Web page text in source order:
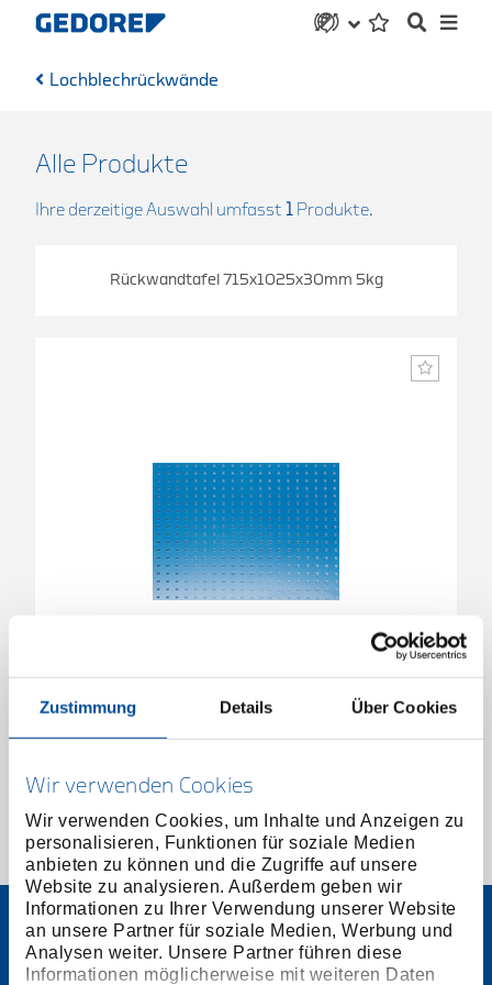
Zustimmung Details Über Cookies
Wir verwenden Cookies
Wir verwenden Cookies, um Inhalte und Anzeigen zu
personalisieren, Funktionen für soziale Medien
anbieten zu können und die Zugriffe auf unsere
Website zu analysieren. Außerdem geben wir
Informationen zu Ihrer Verwendung unserer Website
an unsere Partner für soziale Medien, Werbung und
Analysen weiter. Unsere Partner führen diese
Informationen möglicherweise mit weiteren Daten
Lochblechrückwände
Alle Produkte
Ihre derzeitige Auswahl umfasst 1 Produkte.
Rückwandtafel 715x1025x30mm 5kg
Rückwandtafel 715x1025x30mm 5kg
2477025/ RT 1504 L
Preis auf Anfrage
1 von 1